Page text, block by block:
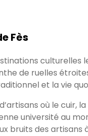
Fès
de ruelles
et la vie
où le cuir,
université au
bruits des